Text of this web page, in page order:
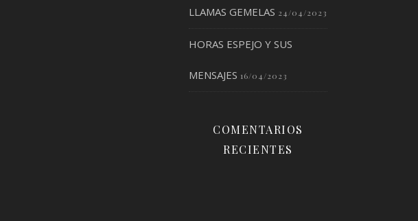
LLAMAS GEMELAS 24/04/2023
HORAS ESPEJO Y SUS
MENSAJES 16/04/2023
COMENTARIOS
RECIENTES